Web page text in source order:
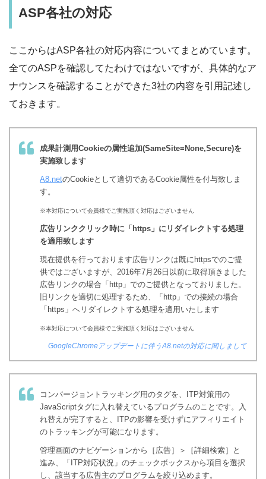
ASP各社の対応
ここからはASP各社の対応内容についてまとめています。
全てのASPを確認してたわけではないですが、具体的なア
ナウンスを確認することができた3社の内容を引用記述し
ておきます。
成果計測用Cookieの属性追加(SameSite=None,Secure)を
実施致します
A8.netのCookieとして適切であるCookie属性を付与致しま
す。
※本対応について会員様でご実施頂く対応はございません
広告リンククリック時に「https」にリダイレクトする処理
を適用致します
現在提供を行っております広告リンクは既にhttpsでのご提
供ではございますが、2016年7月26日以前に取得頂きました
広告リンクの場合「http」でのご提供となっておりました。
旧リンクを適切に処理するため、「http」での接続の場合
「https」へリダイレクトする処理を適用いたします
※本対応について会員様でご実施頂く対応はございません
GoogleChromeアップデートに伴うA8.netの対応に関しまして
コンバージョントラッキング用のタグを、ITP対策用の
JavaScriptタグに入れ替えているプログラムのことです。入
れ替えが完了すると、ITPの影響を受けずにアフィリエイト
のトラッキングが可能になります。
管理画面のナビゲーションから［広告］＞［詳細検索］と
進み、「ITP対応状況」のチェックボックスから項目を選択
し、該当する広告主のプログラムを絞り込めます。